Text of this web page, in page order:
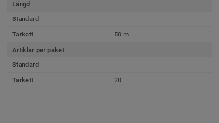
Längd
Standard
-
Tarkett 50 m
Artiklar per paket
Standard
-
Tarkett 20